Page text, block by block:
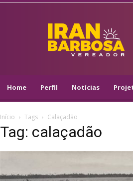
IRAN
BARBOSA
–
VEREADOR
–
Home Perfil Notícias
Início Tags Calaçadão
Tag: calaçadão